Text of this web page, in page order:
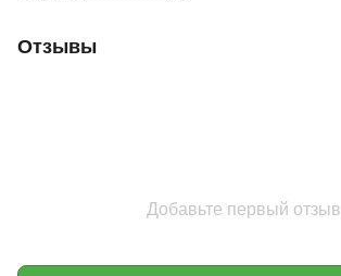
Отзывы
Добавьте первый отзыв